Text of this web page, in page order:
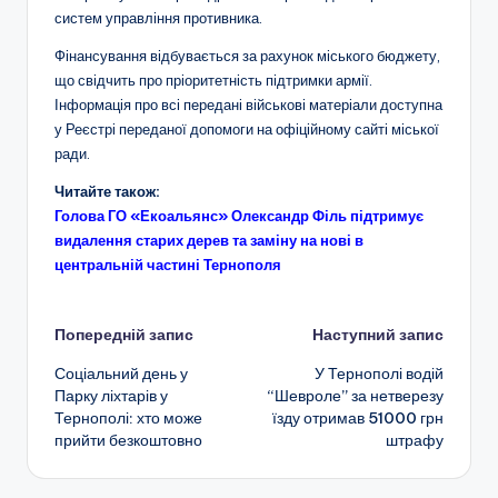
систем управління противника.
Фінансування відбувається за рахунок міського бюджету,
що свідчить про пріоритетність підтримки армії.
Інформація про всі передані військові матеріали доступна
у Реєстрі переданої допомоги на офіційному сайті міської
ради.
Читайте також:
Голова ГО «Екоальянс» Олександр Філь підтримує
видалення старих дерев та заміну на нові в
центральній частині Тернополя
Навігація
по
запису
Попередній запис
Соціальний день у
Парку ліхтарів у
Тернополі: хто може
прийти безкоштовно
Наступний запис
У Тернополі водій
“Шевроле” за нетверезу
їзду отримав 51000 грн
штрафу